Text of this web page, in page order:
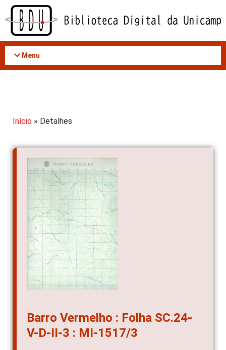
Acessar
conteúdo
Menu
Início » Detalhes
Barro Vermelho : Folha SC.24-
V-D-II-3 : MI-1517/3